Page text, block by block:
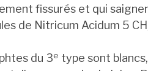
fissurés et qui
de Nitricum Acidum 5
du 3e type sont